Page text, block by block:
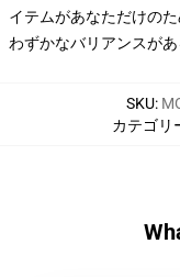
イテムがあなただけの
わずかなバリアンスが
SKU:
カテゴリ